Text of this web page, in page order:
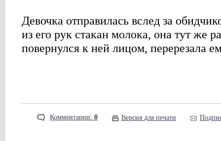
Девочка отправилась вслед за
из его рук стакан молока, она тут же
повернулся к ней лицом, перерезала
Комментарии: 0 Версия для печати